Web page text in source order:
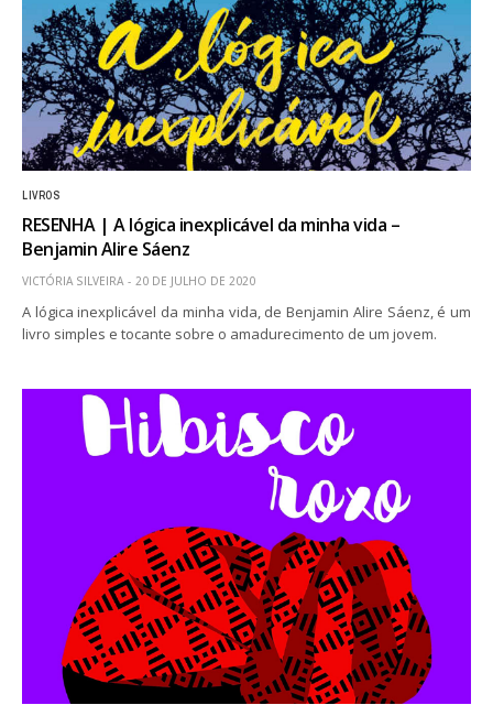
LIVROS
RESENHA | A lógica inexplicável da minha vida –
Benjamin Alire Sáenz
VICTÓRIA SILVEIRA 20 DE JULHO DE 2020
A lógica inexplicável da minha vida, de Benjamin Alire Sáenz, é um
livro simples e tocante sobre o amadurecimento de um jovem.